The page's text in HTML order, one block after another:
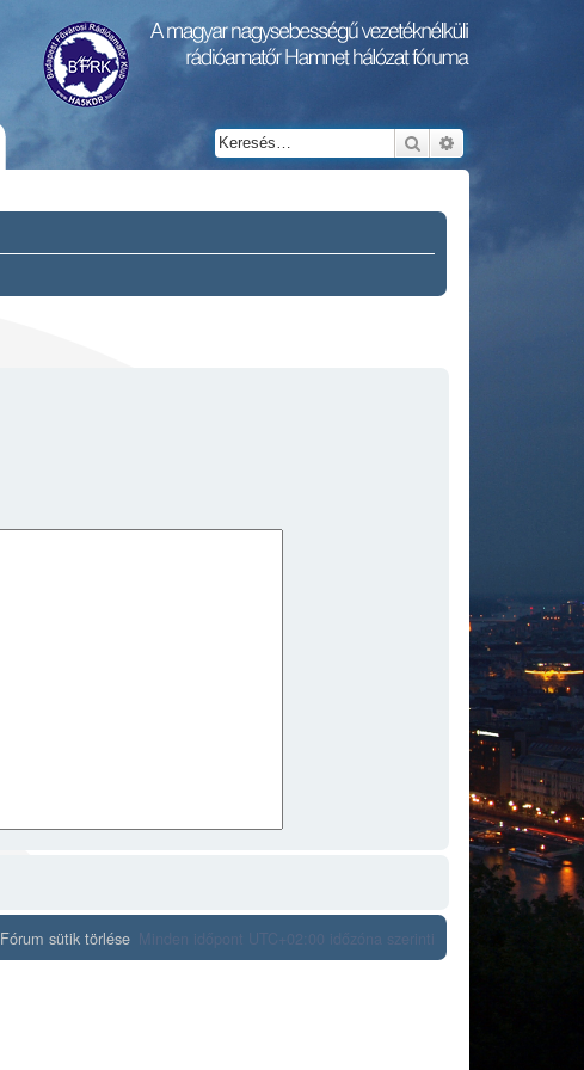
Keresés
Minden időpont UTC+02:00 időzóna szerinti
Fórum sütik törlése